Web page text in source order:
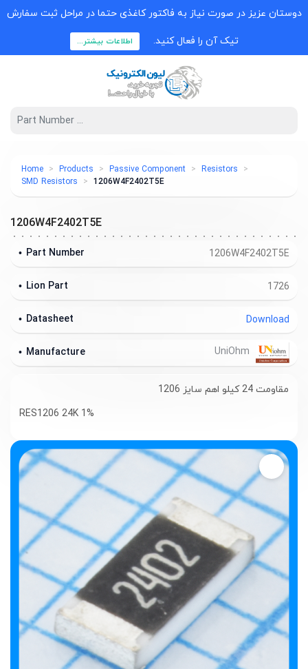
دوستان عزیز در صورت نیاز به فاکتور کاغذی حتما در مراحل ثبت سفارش
تیک آن را فعال کنید. اطلاعات بیشتر...
Home Products Passive Component
Resistors
SMD Resistors
1206W4F2402T5E
1206W4F2402T5E
1206W4F2402T5E
Part Number
1726
Lion Part
Download
Datasheet
Manufacture
مقاومت 24 کیلو اهم سایز 1206
RES1206 24K 1%